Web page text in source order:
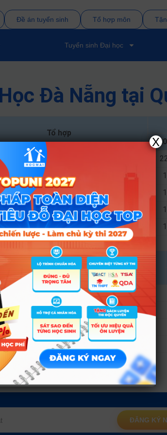
Đề án tuyển sinh Tổ hợp môn
Tuyển sinh Đại học
Đà Nẵng tại
Tổ hợp
C04; C03; D01; X01
X01; C04; C02; D01; C01; C03
X01; C04; C02; D01; C01; C03
X01; C04; C02; D01; C01; C03
X01; C04; C02; D01; C01; C03
Tổ hợp
C14; C04; X02; X21; A09; C03; D01
C14; C04; C00; X21; A09; C03; D01
C14; C04; C00; X21; A09; C03; D01
C14; C04; C00; X21; A09; C03; D01
ĐĂNG KÝ
X